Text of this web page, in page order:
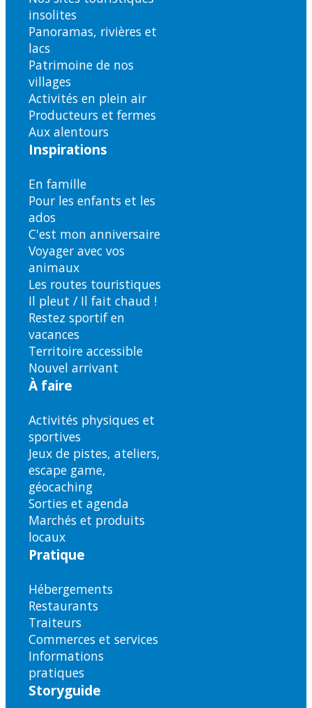
insolites
Panoramas, rivières et
lacs
Patrimoine de nos
villages
Activités en plein air
Producteurs et fermes
Aux alentours
Inspirations
En famille
Pour les enfants et les
ados
C'est mon anniversaire
Voyager avec vos
animaux
Les routes touristiques
Il pleut / Il fait chaud !
Restez sportif en
vacances
Territoire accessible
Nouvel arrivant
À faire
Activités physiques et
sportives
Jeux de pistes, ateliers,
escape game,
géocaching
Sorties et agenda
Marchés et produits
locaux
Pratique
Hébergements
Restaurants
Traiteurs
Commerces et services
Informations
pratiques
Storyguide